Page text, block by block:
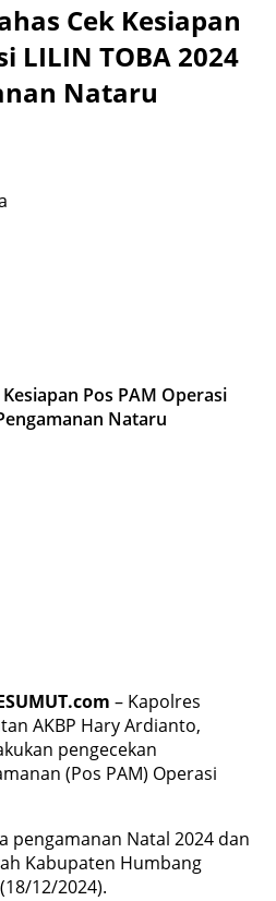
Cek Kesiapan
LILIN TOBA 2024
Nataru
Pos PAM Operasi
Nataru
– Kapolres
AKBP Hary Ardianto,
pengecekan
(Pos PAM) Operasi
pengamanan Natal 2024 dan
Kabupaten Humbang
12/2024).